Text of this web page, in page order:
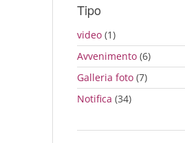
Tipo
video (1)
Avvenimento (6)
Galleria foto (7)
Notifica (34)